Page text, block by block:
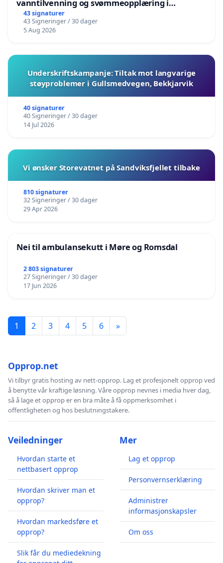
vanntilvenning og svømmeopplæring i
barnehagene i Haugesund
43 signaturer
43 Signeringer / 30 dager
5 Aug 2026
Underskriftskampanje: Tiltak mot langvarige
støyproblemer i Gullsmedvegen, Bekkjarvik
40 signaturer
40 Signeringer / 30 dager
14 Jul 2026
Vi ønsker Storevatnet på Sandviksfjellet tilbake
810 signaturer
32 Signeringer / 30 dager
29 Apr 2026
Nei til ambulansekutt i Møre og Romsdal
2 803 signaturer
27 Signeringer / 30 dager
17 Jun 2026
1 2 3 4 5 6 »
Opprop.net
Vi tilbyr gratis hosting av nett-opprop. Lag et profesjonelt opprop ved
å benytte vår kraftige løsning. Våre opprop nevnes i media hver dag,
så å lage et opprop er en bra måte å få oppmerksomhet i
offentligheten og hos beslutningstakere.
Veiledninger
Hvordan starte et
nettbasert opprop
Hvordan skriver man et
opprop?
Hvordan markedsføre et
opprop?
Slik får du mediedekning
Mer
Lag et opprop
Personvernserklæring
Administrer
informasjonskapsler
Om oss